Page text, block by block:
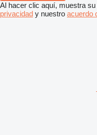
Al hacer clic aquí, muestra
privacidad y nuestro acuerdo